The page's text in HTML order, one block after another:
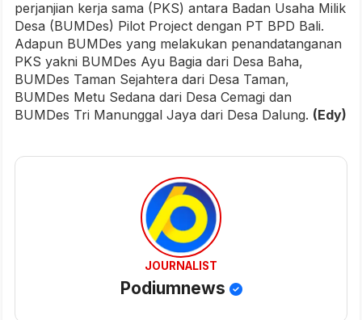
perjanjian kerja sama (PKS) antara Badan Usaha Milik
Desa (BUMDes) Pilot Project dengan PT BPD Bali.
Adapun BUMDes yang melakukan penandatanganan
PKS yakni BUMDes Ayu Bagia dari Desa Baha,
BUMDes Taman Sejahtera dari Desa Taman,
BUMDes Metu Sedana dari Desa Cemagi dan
BUMDes Tri Manunggal Jaya dari Desa Dalung. (Edy)
JOURNALIST
Podiumnews